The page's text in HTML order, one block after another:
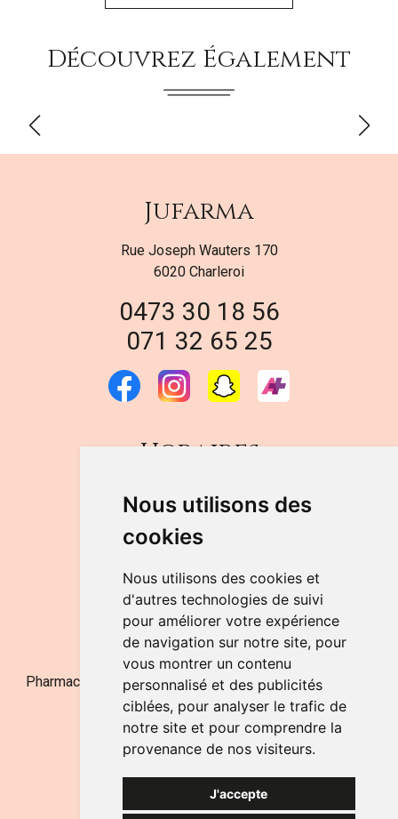
Nous utilisons des
cookies
Nous utilisons des cookies et
d'autres technologies de suivi
pour améliorer votre expérience
de navigation sur notre site, pour
vous montrer un contenu
personnalisé et des publicités
ciblées, pour analyser le trafic de
notre site et pour comprendre la
provenance de nos visiteurs.
J'accepte
Découvrez Également
Jufarma
Rue Joseph Wauters 170
6020 Charleroi
0473 30 18 56
071 32 65 25
Horaires
DU LUNDI AU VENDREDI
de 9h à 12h30 et de 14h à 18h
LE SAMEDI
de 9h à 12h30
NOUS CONTACTER
Pharmacie Jufarma - Fatima Abachra - APB 521704 - N°
Entreprise BE0882-700-592